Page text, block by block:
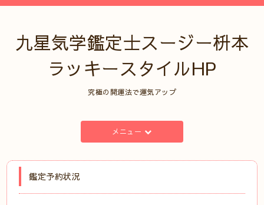
九星気学鑑定士スージー枡本
ラッキースタイルHP
究極の開運法で運気アップ
メニュー
鑑定予約状況